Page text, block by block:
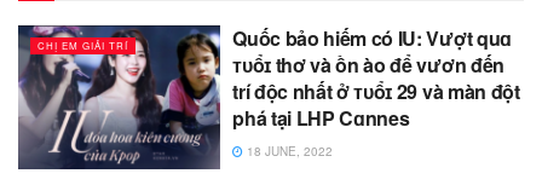
CHỊ EM GIẢI TRÍ
Quốc bảo hiếm có IU: Vượt quɑ
ᴛᴜổɪ thơ và ồn ào để vươn đến
trí độc nhất ở ᴛᴜổɪ 29 và màn đột
phá tại LHP Cɑnnes
18 JUNE, 2022